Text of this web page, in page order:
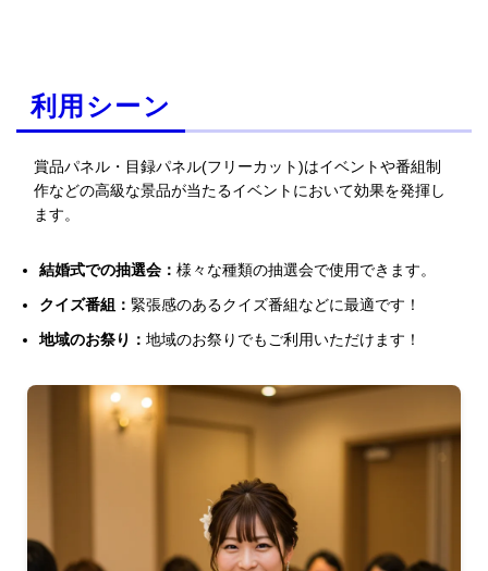
利用シーン
賞品パネル・目録パネル(フリーカット)はイベントや番組制
作などの高級な景品が当たるイベントにおいて効果を発揮し
ます。
結婚式での抽選会： 様々な種類の抽選会で使用できます。
クイズ番組： 緊張感のあるクイズ番組などに最適です！
地域のお祭り： 地域のお祭りでもご利用いただけます！